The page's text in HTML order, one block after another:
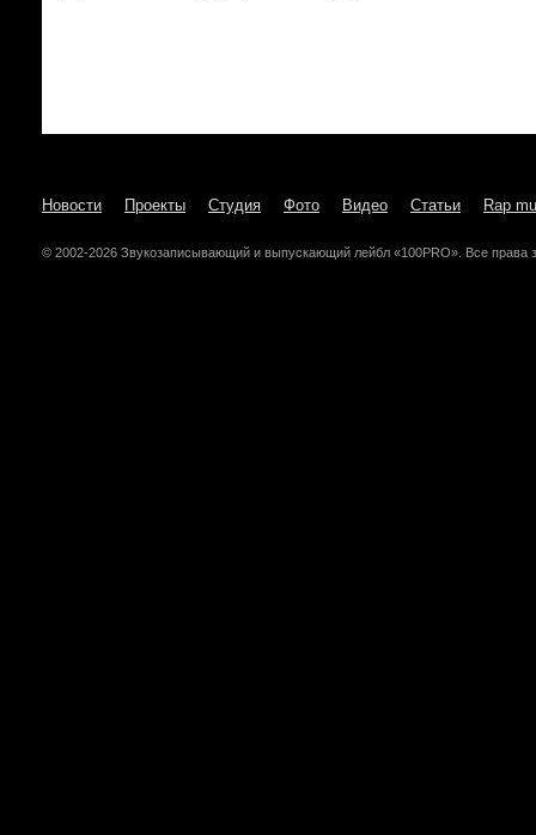
Новости Проекты Студия Фото Видео Статьи Rap
© 2002-2026 Звукозаписывающий и выпускающий лейбл «100PRO». Все